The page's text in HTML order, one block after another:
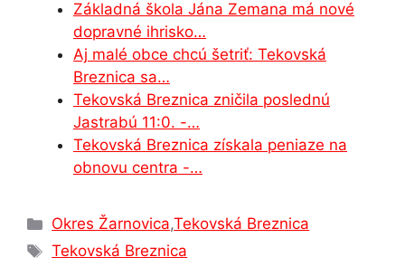
k er
Základná škola Jána Zemana má nové
dopravné ihrisko…
Aj malé obce chcú šetriť: Tekovská
Breznica sa…
Tekovská Breznica zničila poslednú
Jastrabú 11:0. -…
Tekovská Breznica získala peniaze na
obnovu centra -…
Kategórie
Okres Žarnovica,Tekovská Breznica
Značky
Tekovská Breznica